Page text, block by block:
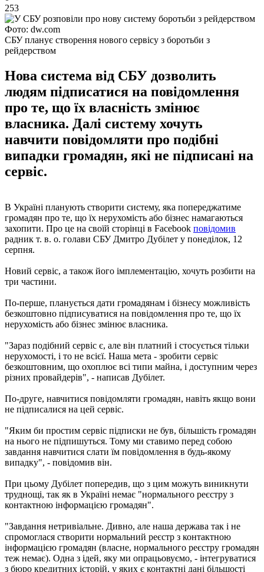
253
Фото: dw.com
СБУ планує створення нового сервісу з боротьби з
рейдерством
Нова система від СБУ дозволить
людям підписатися на повідомлення
про те, що їх власність змінює
власника. Далі систему хочуть
навчити повідомляти про подібні
випадки громадян, які не підписані на
сервіс.
В Україні планують створити систему, яка попереджатиме
громадян про те, що їх нерухомість або бізнес намагаються
захопити. Про це на своїй сторінці в Facebook повідомив
радник т. в. о. голави СБУ Дмитро Дубілет у понеділок, 12
серпня.
Новий сервіс, а також його імплементацію, хочуть розбити на
три частини.
По-перше, планується дати громадянам і бізнесу можливість
безкоштовно підписуватися на повідомлення про те, що їх
нерухомість або бізнес змінює власника.
"Зараз подібний сервіс є, але він платний і стосується тільки
нерухомості, і то не всієї. Наша мета - зробити сервіс
безкоштовним, що охоплює всі типи майна, і доступним через
різних провайдерів", - написав Дубілет.
По-друге, навчитися повідомляти громадян, навіть якщо вони
не підписалися на цей сервіс.
"Яким би простим сервіс підписки не був, більшість громадян
на нього не підпишуться. Тому ми ставимо перед собою
завдання навчитися слати їм повідомлення в будь-якому
випадку", - повідомив він.
При цьому Дубілет попередив, що з цим можуть виникнути
труднощі, так як в Україні немає "нормального реєстру з
контактною інформацією громадян".
"Завдання нетривіальне. Дивно, але наша держава так і не
спромоглася створити нормальний реєстр з контактною
інформацією громадян (власне, нормального реєстру громадян
теж немає). Одна з ідей, яку ми опрацьовуємо, - інтегруватися
з бюро кредитних історій, у яких є контактні дані більшості